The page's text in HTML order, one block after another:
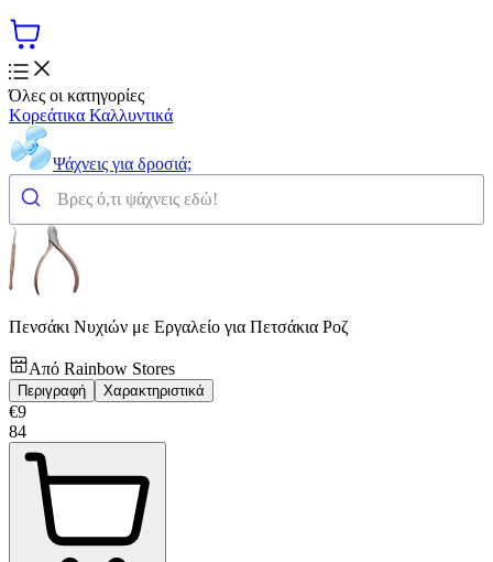
Όλες οι κατηγορίες
Κορεάτικα Καλλυντικά
Ψάχνεις για δροσιά;
Πενσάκι Νυχιών με Εργαλείο για Πετσάκια Ροζ
Από Rainbow Stores
Περιγραφή Χαρακτηριστικά
€9
84